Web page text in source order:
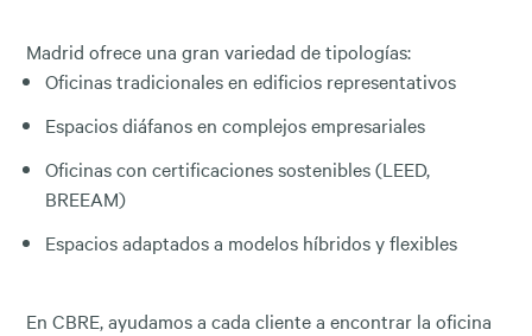
Madrid ofrece una gran variedad de tipologías:
Oficinas tradicionales en edificios representativos
Espacios diáfanos en complejos empresariales
Oficinas con certificaciones sostenibles (LEED,
BREEAM)
Espacios adaptados a modelos híbridos y flexibles
En CBRE, ayudamos a cada cliente a encontrar la oficina